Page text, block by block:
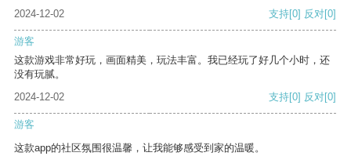
2024-12-02 支持[0] 反对[0]
游客
这款游戏非常好玩，画面精美，玩法丰富。我已经玩了好几个小时，还
没有玩腻。
2024-12-02
支持[0] 反对[0]
游客
这款app的社区氛围很温馨，让我能够感受到家的温暖。